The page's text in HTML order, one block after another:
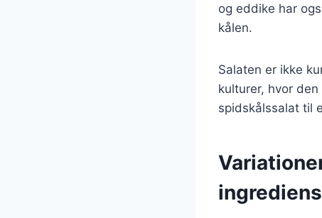
og eddike har
kålen.
Salaten er ikke
kulturer, hvor
spidskålssalat til